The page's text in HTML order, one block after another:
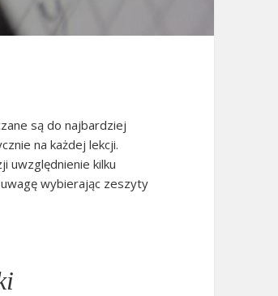
są do najbardziej
na każdej lekcji.
uwzględnienie kilku
wybierając zeszyty